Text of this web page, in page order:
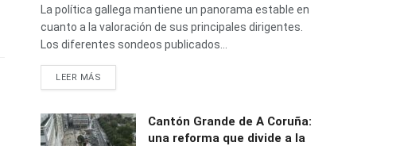
La política gallega mantiene un panorama estable en
cuanto a la valoración de sus principales dirigentes.
Los diferentes sondeos publicados...
LEER MÁS
Cantón Grande de A Coruña:
una reforma que divide a la